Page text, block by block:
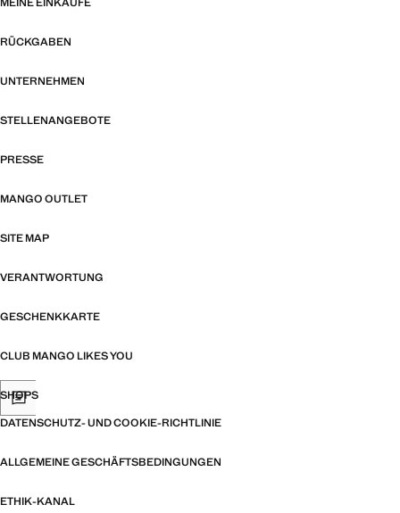
MEINE EINKÄUFE
RÜCKGABEN
UNTERNEHMEN
STELLENANGEBOTE
PRESSE
MANGO OUTLET
SITE MAP
VERANTWORTUNG
GESCHENKKARTE
CLUB MANGO LIKES YOU
SHOPS
DATENSCHUTZ- UND COOKIE-RICHTLINIE
ALLGEMEINE GESCHÄFTSBEDINGUNGEN
ETHIK-KANAL